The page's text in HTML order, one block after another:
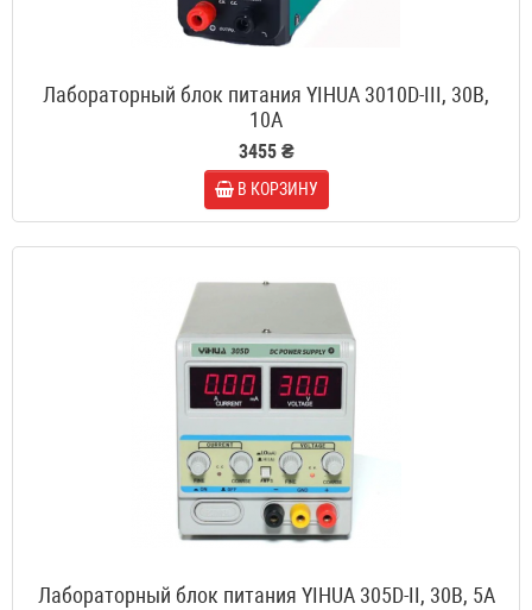
Лабораторный блок питания YIHUA 3010D-III, 30B,
10A
3455 ₴
В КОРЗИНУ
Лабораторный блок питания YIHUA 305D-II, 30B, 5A